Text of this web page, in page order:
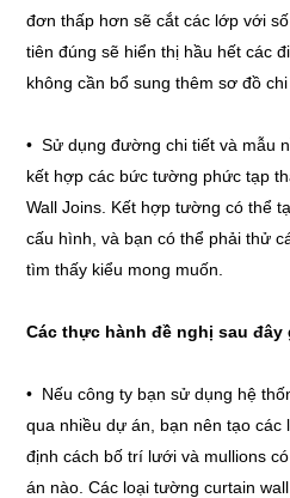
đơn thấp hơn sẽ cắt các lớp với
tiên đúng sẽ hiển thị hầu hết các
không cần bổ sung thêm sơ đồ chi
• Sử dụng đường chi tiết và mẫu
kết hợp các bức tường phức tạp
Wall Joins. Kết hợp tường có thể
cấu hình, và bạn có thể phải thử
tìm thấy kiểu mong muốn.
Các thực hành đề nghị sau đây
• Nếu công ty bạn sử dụng hệ
qua nhiều dự án, bạn nên tạo các
định cách bố trí lưới và mullions
án nào. Các loại tường curtain